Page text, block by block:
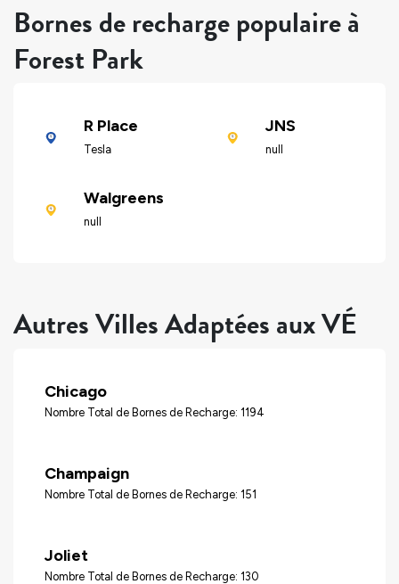
Bornes de recharge populaire à
Forest Park
R Place
Tesla
JNS
null
Walgreens
null
Autres Villes Adaptées aux VÉ
Chicago
Nombre Total de Bornes de Recharge: 1194
Champaign
Nombre Total de Bornes de Recharge: 151
Joliet
Nombre Total de Bornes de Recharge: 130